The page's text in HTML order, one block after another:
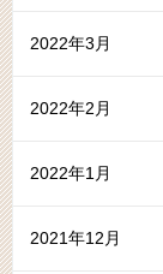
2022年3月
2022年2月
2022年1月
2021年12月